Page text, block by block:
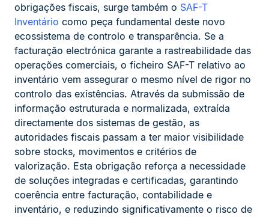
obrigações fiscais, surge também o SAF-T
Inventário como peça fundamental deste novo
ecossistema de controlo e transparência. Se a
facturação electrónica garante a rastreabilidade das
operações comerciais, o ficheiro SAF-T relativo ao
inventário vem assegurar o mesmo nível de rigor no
controlo das existências. Através da submissão de
informação estruturada e normalizada, extraída
directamente dos sistemas de gestão, as
autoridades fiscais passam a ter maior visibilidade
sobre stocks, movimentos e critérios de
valorização. Esta obrigação reforça a necessidade
de soluções integradas e certificadas, garantindo
coerência entre facturação, contabilidade e
inventário, e reduzindo significativamente o risco de